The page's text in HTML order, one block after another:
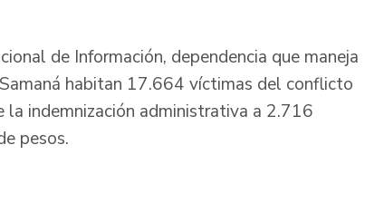
de Información, dependencia que maneja
habitan 17.664 víctimas del conflicto
la indemnización administrativa a 2.716
pesos.